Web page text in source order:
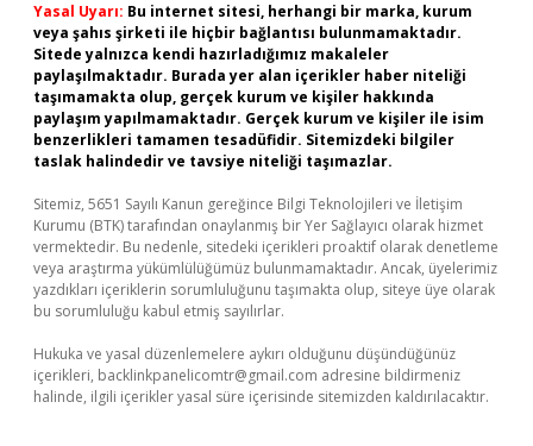
Yasal Uyarı: Bu internet sitesi, herhangi bir marka, kurum
veya şahıs şirketi ile hiçbir bağlantısı bulunmamaktadır.
Sitede yalnızca kendi hazırladığımız makaleler
paylaşılmaktadır. Burada yer alan içerikler haber niteliği
taşımamakta olup, gerçek kurum ve kişiler hakkında
paylaşım yapılmamaktadır. Gerçek kurum ve kişiler ile isim
benzerlikleri tamamen tesadüfidir. Sitemizdeki bilgiler
taslak halindedir ve tavsiye niteliği taşımazlar.
Sitemiz, 5651 Sayılı Kanun gereğince Bilgi Teknolojileri ve İletişim
Kurumu (BTK) tarafından onaylanmış bir Yer Sağlayıcı olarak hizmet
vermektedir. Bu nedenle, sitedeki içerikleri proaktif olarak denetleme
veya araştırma yükümlülüğümüz bulunmamaktadır. Ancak, üyelerimiz
yazdıkları içeriklerin sorumluluğunu taşımakta olup, siteye üye olarak
bu sorumluluğu kabul etmiş sayılırlar.
Hukuka ve yasal düzenlemelere aykırı olduğunu düşündüğünüz
içerikleri, backlinkpanelicomtr@gmail.com adresine bildirmeniz
halinde, ilgili içerikler yasal süre içerisinde sitemizden kaldırılacaktır.